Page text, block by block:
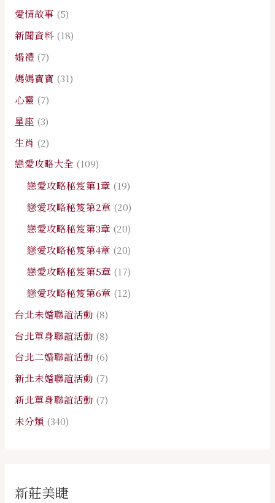
愛情故事 (5)
新聞資料 (18)
婚禮 (7)
媽媽寶寶 (31)
心靈 (7)
星座 (3)
生肖 (2)
戀愛攻略大全 (109)
戀愛攻略秘笈第1章 (19)
戀愛攻略秘笈第2章 (20)
戀愛攻略秘笈第3章 (20)
戀愛攻略秘笈第4章 (20)
戀愛攻略秘笈第5章 (17)
戀愛攻略秘笈第6章 (12)
台北未婚聯誼活動 (8)
台北單身聯誼活動 (8)
台北二婚聯誼活動 (6)
新北未婚聯誼活動 (7)
新北單身聯誼活動 (7)
未分類 (340)
新莊美睫